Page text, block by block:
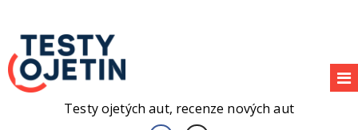
Testy ojetých aut, recenze nových aut